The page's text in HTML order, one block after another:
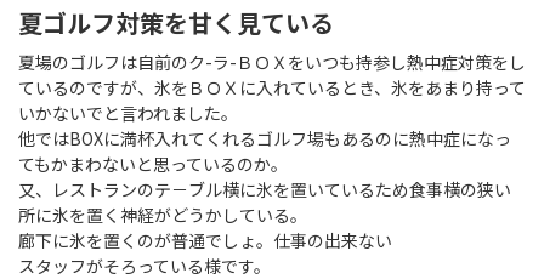
夏ゴルフ対策を甘く見ている
夏場のゴルフは自前のク-ラ-ＢＯＸをいつも持参し熱中症対策をし
ているのですが、氷をＢＯＸに入れているとき、氷をあまり持って
いかないでと言われました。
他ではBOXに満杯入れてくれるゴルフ場もあるのに熱中症になっ
てもかまわないと思っているのか。
又、レストランのテ－ブル横に氷を置いているため食事横の狭い
所に氷を置く神経がどうかしている。
廊下に氷を置くのが普通でしょ。仕事の出来ない
スタッフがそろっている様です。